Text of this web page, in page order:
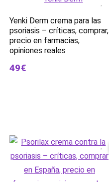
Yenki Derm crema para las
psoriasis – críticas, comprar,
precio en farmacias,
opiniones reales
49€